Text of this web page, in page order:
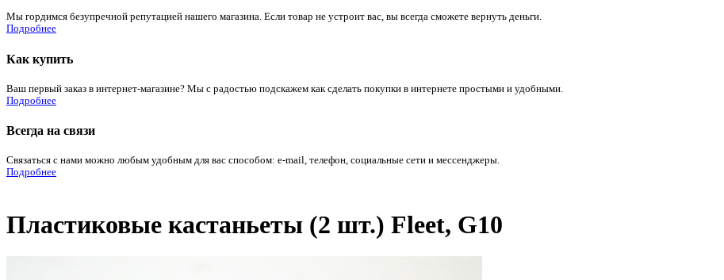
Мы гордимся безупречной репутацией нашего магазина. Если товар не устроит вас, вы всегда сможете вернуть деньги.
Подробнее
Как купить
Ваш первый заказ в интернет-магазине? Мы с радостью подскажем как сделать покупки в интернете простыми и удобными.
Подробнее
Всегда на связи
Связаться с нами можно любым удобным для вас способом: e-mail, телефон, социальные сети и мессенджеры.
Подробнее
Пластиковые кастаньеты (2 шт.) Fleet, G10